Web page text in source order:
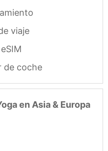
viaje
de coche
en Asia & Europa